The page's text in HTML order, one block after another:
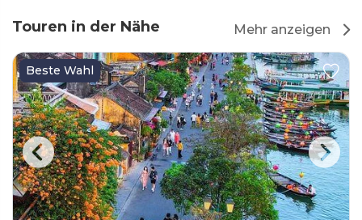
Touren in der Nähe Mehr anzeigen
Beste Wahl